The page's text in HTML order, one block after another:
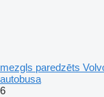
mezgls paredzēts
autobusa
6